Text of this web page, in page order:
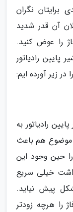
نگران
آن قدر شدید
را عوض کنید.
رادیاتور
زیر آورده ایم:
رادیاتور به
موضوع هم باعث
حین وجود این
خیلی سریع
پیش نیاید.
را هرچه زودتر